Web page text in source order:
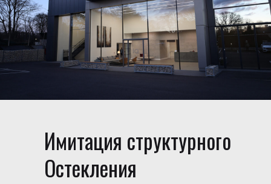
Имитация структурного
Остекления